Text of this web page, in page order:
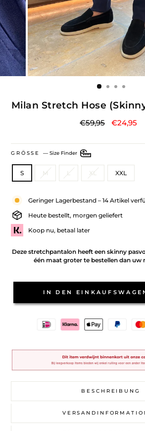
Milan Stretch Hose
Normaler
€59,95 Sonderpreis
€24,95
GRÖSSE—Size Finder
S M L XL XXL
Geringer Lagerbestand – 14 Artikel
Heute bestellt, morgen geliefert
Koop nu, betaal later
Deze stretchpantalon heeft een skinny
één maat groter te bestellen dan uw
IN DEN
BESCHREIBUNG